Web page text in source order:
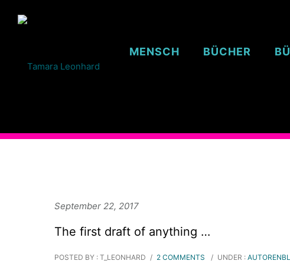
MENSCH BÜCHER
September 22, 2017
The first draft of anything …
POSTED BY : T_LEONHARD / 2 COMMENTS / UNDER :